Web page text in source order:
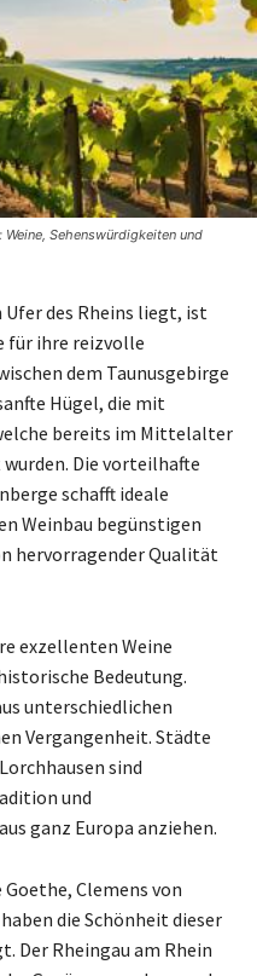
Sehenswürdigkeiten und
Ufer des Rheins liegt, ist
für ihre reizvolle
dem Taunusgebirge
Hügel, die mit
bereits im Mittelalter
Die vorteilhafte
schafft ideale
Weinbau begünstigen
hervorragender Qualität
exzellenten Weine
Bedeutung.
unterschiedlichen
Vergangenheit. Städte
sind
und
ganz Europa anziehen.
Clemens von
die Schönheit dieser
Der Rheingau am Rhein